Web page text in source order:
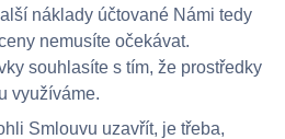
náklady účtované Námi tedy
nemusíte očekávat.
souhlasíte s tím, že prostředky
využíváme.
Smlouvu uzavřít, je třeba,